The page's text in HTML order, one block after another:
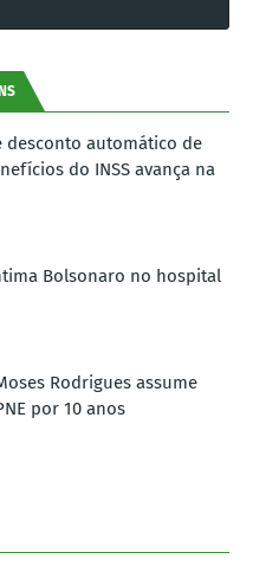
automático de
do INSS avança na
Bolsonaro no hospital
Rodrigues assume
por 10 anos